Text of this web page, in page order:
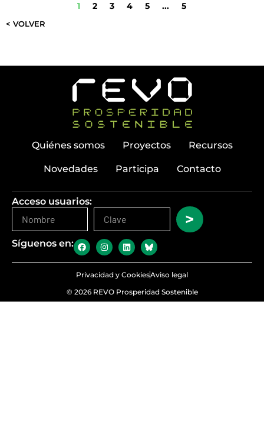
1 2 3 4 5 ... 5
< VOLVER
Quiénes somos Proyectos Recursos
Novedades Participa Contacto
Acceso usuarios:
>
Síguenos en:
© 2026 REVO Prosperidad Sostenible
Privacidad y CookiesAviso legal